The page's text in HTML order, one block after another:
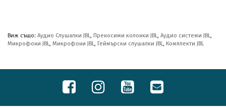
Виж също: Аудио Слушалки JBL Преносими колонки JBL Аудио системи JBL
Микрофони JBL
Микрофони JBL Геймърски слушалки JBL Комплекти JBL